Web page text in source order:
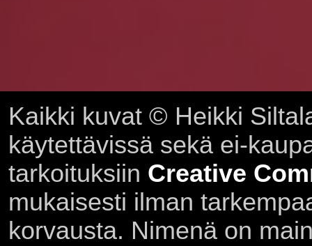
Kaikki kuvat © Heikki
käytettävissä sekä ei-
tarkoituksiin Creative
mukaisesti ilman
korvausta. Nimenä on